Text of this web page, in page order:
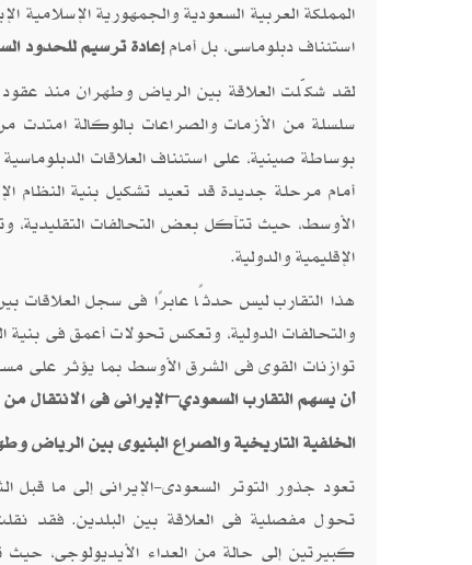
المملكة العربية السعودية والجمهورية
استئناف دبلوماسى، بل أمامإعادة ترسيم للحدود
لقد شكّلت العلاقة بين الرياض وطهران منذ
سلسلة من الأزمات والصراعات بالوكالة امتدت
بوساطة صينية، على استئناف العلاقات
أمام مرحلة جديدة قد تعيد تشكيل بنية النظام
الأوسط، حيث تتآكل بعض التحالفات التقليدية،
الإقليمية والدولية.
هذا التقارب ليس حدثًا عابرًا فى سجل العلاقات
والتحالفات الدولية، وتعكس تحولات أعمق فى
توازنات القوى فى الشرق الأوسط بما يؤثر على
أن يسهم التقارب السعودي–الإيرانى فى الانتقال
الخلفية التاريخية والصراع البنيوى بين الرياض
تحول مفصلية فى العلاقة بين البلدين. فقد نقلت
كبيرتين إلى حالة من العداء الأيديولوجى،